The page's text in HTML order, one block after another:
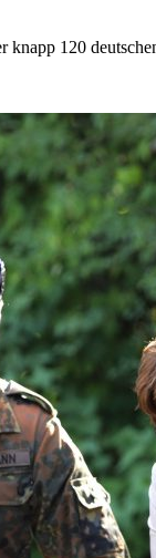
120